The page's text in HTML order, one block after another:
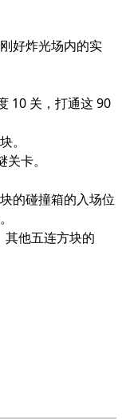
好炸光场内的实
10 关，打通这 90
。
卡。
的碰撞箱的入场位
其他五连方块的